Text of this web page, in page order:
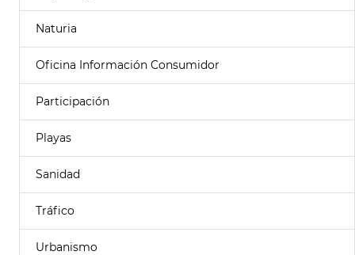
Naturia
Oficina Información Consumidor
Participación
Playas
Sanidad
Tráfico
Urbanismo